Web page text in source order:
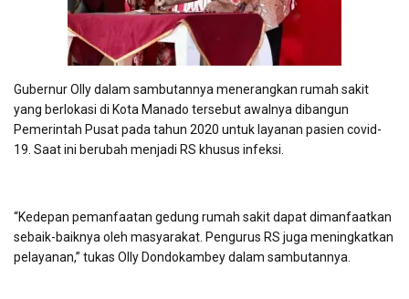
Gubernur Olly dalam sambutannya menerangkan rumah sakit
yang berlokasi di Kota Manado tersebut awalnya dibangun
Pemerintah Pusat pada tahun 2020 untuk layanan pasien covid-
19. Saat ini berubah menjadi RS khusus infeksi.
“Kedepan pemanfaatan gedung rumah sakit dapat dimanfaatkan
sebaik-baiknya oleh masyarakat. Pengurus RS juga meningkatkan
pelayanan,” tukas Olly Dondokambey dalam sambutannya.